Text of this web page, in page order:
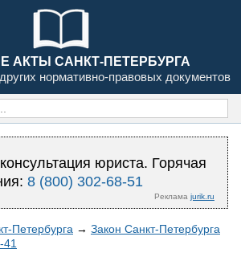
АКТЫ САНКТ-ПЕТЕРБУРГА
нормативно-правовых документов
юриста. Горячая
8 (800) 302-68-51
Реклама jurik.ru
Петербурга → Закон Санкт-Петербурга